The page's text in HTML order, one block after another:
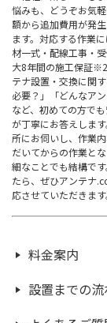
悩みも、どうぞお気
額から追加費用が発
ます。対応する作業
材一式・配線工事・
大8年間の施工保証
テナ設置・交換に関
必要？」「どんなア
など、初めての方で
が丁寧にお答えしま
所にお伺いし、作業
だいてからの作業と
細なことでも結構で
たら、ぜひアンテナ
応させていただきます
料金案内
設置までの流